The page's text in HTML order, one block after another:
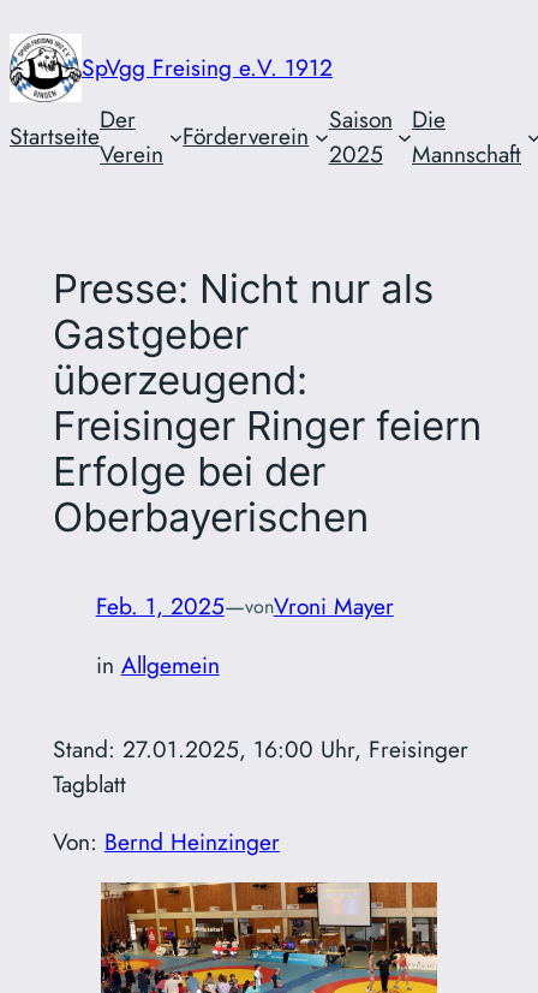
Zum
Inhalt
springen
SpVgg Freising e.V. 1912
Startseite
Der
Verein
Förderverein
Saison
2025
Die
Mannschaft
Presse: Nicht nur als
Gastgeber
überzeugend:
Freisinger Ringer feiern
Erfolge bei der
Oberbayerischen
Feb. 1, 2025—vonVroni Mayer
in Allgemein
Stand: 27.01.2025, 16:00 Uhr, Freisinger
Tagblatt
Von: Bernd Heinzinger